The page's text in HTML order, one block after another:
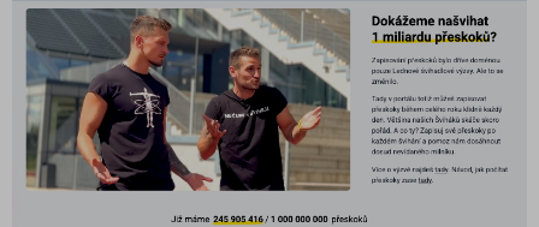
🥳
Slavíme
10
let
Švihej
portál